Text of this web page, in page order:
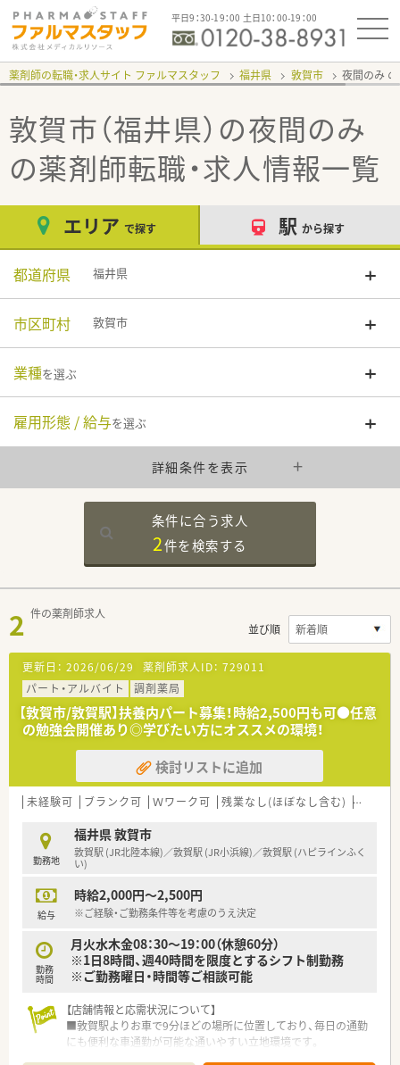
平日9：30-19：00 土日10：00-19：00
薬剤師の転職・求人サイト ファルマスタッフ 福井県 敦賀市 夜間のみ
敦賀市（福井県）の夜間のみ
の薬剤師転職・求人情報一覧
エリア で探す 駅 から探す
都道府県 福井県
市区町村 敦賀市
業種を選ぶ
雇用形態 / 給与を選ぶ
詳細条件を表示
条件に合う求人
2件を検索する
2 件の薬剤師求人
並び順
更新日： 2026/06/29 薬剤師求人ID： 729011
パート・アルバイト
調剤薬局
【敦賀市/敦賀駅】扶養内パート募集！時給2,500円も可●任意
の勉強会開催あり◎学びたい方にオススメの環境！
検討リストに追加
未経験可 ブランク可 Ｗワーク可 残業なし(ほぼなし含む) 転勤な
勤務地
福井県 敦賀市
敦賀駅 (JR北陸本線)／敦賀駅 (JR小浜線)／敦賀駅 (ハピラインふく
い)
給与
時給2,000円～2,500円
※ご経験・ご勤務条件等を考慮のうえ決定
勤務
時間
月火水木金08：30～19：00（休憩60分）
※1日8時間、週40時間を限度とするシフト制勤務
※ご勤務曜日・時間等ご相談可能
【店舗情報と応需状況について】
■敦賀駅よりお車で9分ほどの場所に位置しており、毎日の通勤
にも便利な車通勤が可能な通いやすい立地環境です。